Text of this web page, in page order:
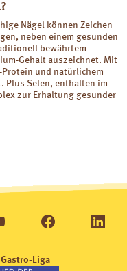
Nägel können Zeichen
neben einem gesunden
bewährtem
Gehalt auszeichnet. Mit
Protein und natürlichem
Plus Selen, enthalten im
zur Erhaltung gesunder
Liga